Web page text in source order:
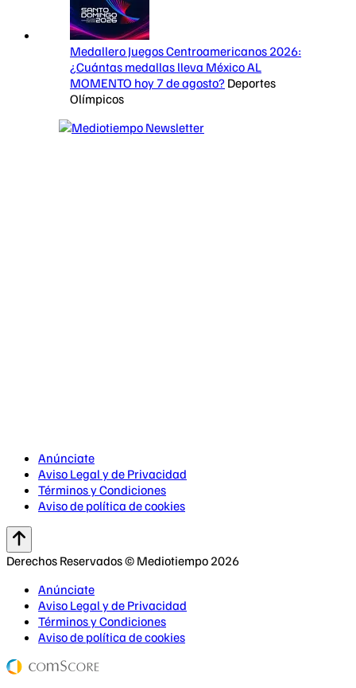
Medallero Juegos Centroamericanos 2026:
¿Cuántas medallas lleva México AL
MOMENTO hoy 7 de agosto? Deportes
Olímpicos
Anúnciate
Aviso Legal y de Privacidad
Términos y Condiciones
Aviso de política de cookies
Derechos Reservados © Mediotiempo 2026
Anúnciate
Aviso Legal y de Privacidad
Términos y Condiciones
Aviso de política de cookies